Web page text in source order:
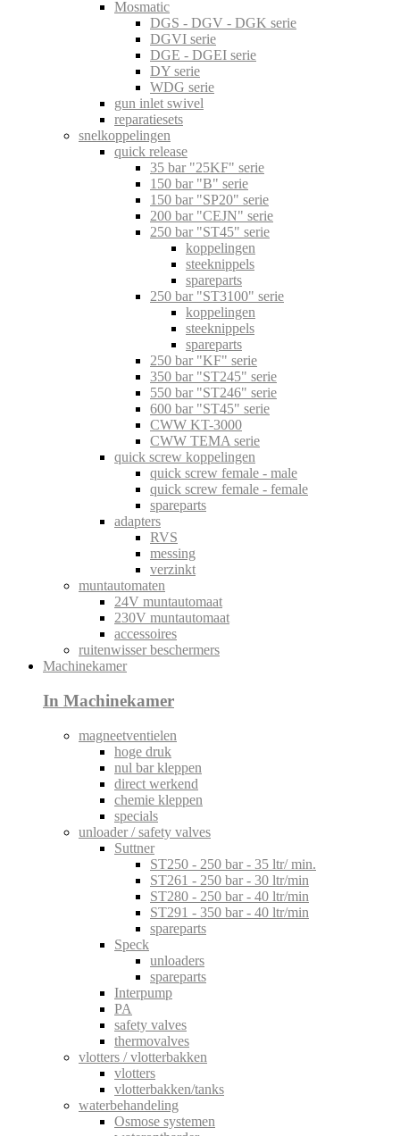
Mosmatic
DGS - DGV - DGK serie
DGVI serie
DGE - DGEI serie
DY serie
WDG serie
gun inlet swivel
reparatiesets
snelkoppelingen
quick release
35 bar "25KF" serie
150 bar "B" serie
150 bar "SP20" serie
200 bar "CEJN" serie
250 bar "ST45" serie
koppelingen
steeknippels
spareparts
250 bar "ST3100" serie
koppelingen
steeknippels
spareparts
250 bar "KF" serie
350 bar "ST245" serie
550 bar "ST246" serie
600 bar "ST45" serie
CWW KT-3000
CWW TEMA serie
quick screw koppelingen
quick screw female - male
quick screw female - female
spareparts
adapters
RVS
messing
verzinkt
muntautomaten
24V muntautomaat
230V muntautomaat
accessoires
ruitenwisser beschermers
Machinekamer
In Machinekamer
magneetventielen
hoge druk
nul bar kleppen
direct werkend
chemie kleppen
specials
unloader / safety valves
Suttner
ST250 - 250 bar - 35 ltr/ min.
ST261 - 250 bar - 30 ltr/min
ST280 - 250 bar - 40 ltr/min
ST291 - 350 bar - 40 ltr/min
spareparts
Speck
unloaders
spareparts
Interpump
PA
safety valves
thermovalves
vlotters / vlotterbakken
vlotters
vlotterbakken/tanks
waterbehandeling
Osmose systemen